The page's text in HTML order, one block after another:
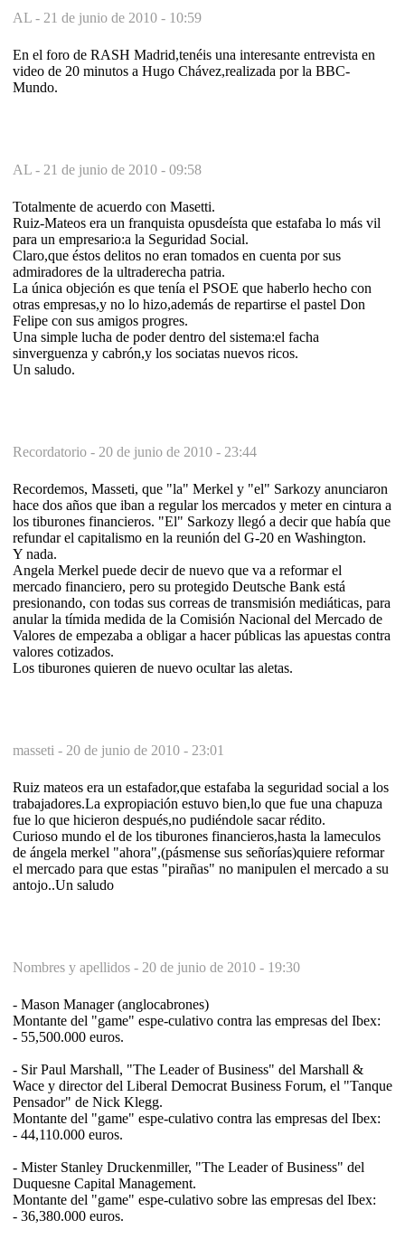
AL - 21 de junio de 2010 - 10:59
En el foro de RASH Madrid,tenéis una interesante entrevista en
video de 20 minutos a Hugo Chávez,realizada por la BBC-
Mundo.
AL - 21 de junio de 2010 - 09:58
Totalmente de acuerdo con Masetti.
Ruiz-Mateos era un franquista opusdeísta que estafaba lo más vil
para un empresario:a la Seguridad Social.
Claro,que éstos delitos no eran tomados en cuenta por sus
admiradores de la ultraderecha patria.
La única objeción es que tenía el PSOE que haberlo hecho con
otras empresas,y no lo hizo,además de repartirse el pastel Don
Felipe con sus amigos progres.
Una simple lucha de poder dentro del sistema:el facha
sinverguenza y cabrón,y los sociatas nuevos ricos.
Un saludo.
Recordatorio - 20 de junio de 2010 - 23:44
Recordemos, Masseti, que "la" Merkel y "el" Sarkozy anunciaron
hace dos años que iban a regular los mercados y meter en cintura a
los tiburones financieros. "El" Sarkozy llegó a decir que había que
refundar el capitalismo en la reunión del G-20 en Washington.
Y nada.
Angela Merkel puede decir de nuevo que va a reformar el
mercado financiero, pero su protegido Deutsche Bank está
presionando, con todas sus correas de transmisión mediáticas, para
anular la tímida medida de la Comisión Nacional del Mercado de
Valores de empezaba a obligar a hacer públicas las apuestas contra
valores cotizados.
Los tiburones quieren de nuevo ocultar las aletas.
masseti - 20 de junio de 2010 - 23:01
Ruiz mateos era un estafador,que estafaba la seguridad social a los
trabajadores.La expropiación estuvo bien,lo que fue una chapuza
fue lo que hicieron después,no pudiéndole sacar rédito.
Curioso mundo el de los tiburones financieros,hasta la lameculos
de ángela merkel "ahora",(pásmense sus señorías)quiere reformar
el mercado para que estas "pirañas" no manipulen el mercado a su
antojo..Un saludo
Nombres y apellidos - 20 de junio de 2010 - 19:30
- Mason Manager (anglocabrones)
Montante del "game" espe-culativo contra las empresas del Ibex:
- 55,500.000 euros.
- Sir Paul Marshall, "The Leader of Business" del Marshall &
Wace y director del Liberal Democrat Business Forum, el "Tanque
Pensador" de Nick Klegg.
Montante del "game" espe-culativo contra las empresas del Ibex:
- 44,110.000 euros.
- Mister Stanley Druckenmiller, "The Leader of Business" del
Duquesne Capital Management.
Montante del "game" espe-culativo sobre las empresas del Ibex:
- 36,380.000 euros.